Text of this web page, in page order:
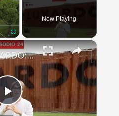
Fullscreen
Now Playing
×
Play
MUSEO LUXARDO: Un Viaggio nel Tempo e nel Gusto